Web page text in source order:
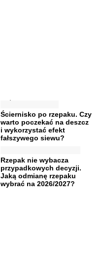
Ściernisko po rzepaku. Czy
warto poczekać na deszcz
i wykorzystać efekt
fałszywego siewu?
Rzepak nie wybacza
przypadkowych decyzji.
Jaką odmianę rzepaku
wybrać na 2026/2027?